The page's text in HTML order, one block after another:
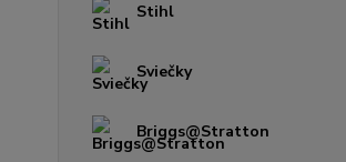
Stihl
Sviečky
Briggs@Stratton